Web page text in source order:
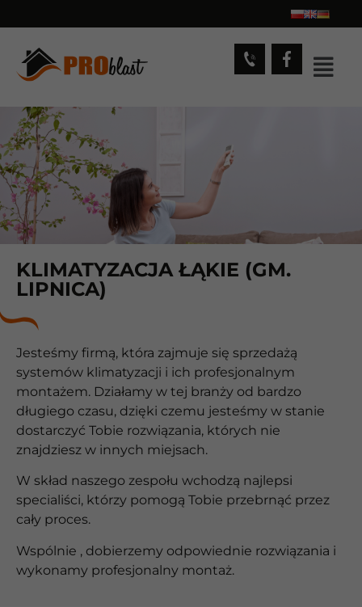
KLIMATYZACJA ŁĄKIE (GM.
LIPNICA)
Jesteśmy firmą, która zajmuje się sprzedażą
systemów klimatyzacji i ich profesjonalnym
montażem. Działamy w tej branży od bardzo
długiego czasu, dzięki czemu jesteśmy w stanie
dostarczyć Tobie rozwiązania, których nie
znajdziesz w innych miejsach.
W skład naszego zespołu wchodzą najlepsi
specialiści, którzy pomogą Tobie przebrnąć przez
cały proces.
Wspólnie , dobierzemy odpowiednie rozwiązania i
wykonamy profesjonalny montaż.